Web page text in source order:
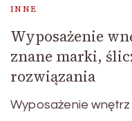
INNE
Wyposażenie
znane marki,
rozwiązania
Wyposażenie